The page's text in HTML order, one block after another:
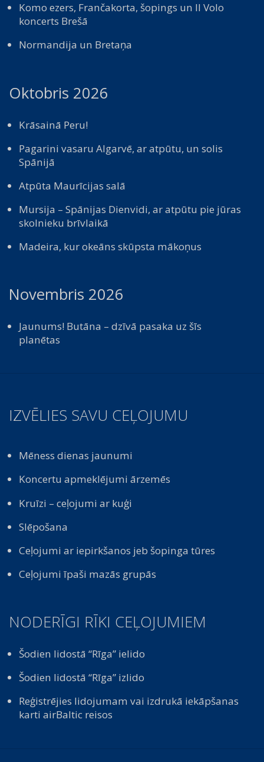
Komo ezers, Frančakorta, šopings un Il Volo
koncerts Brešā
Normandija un Bretaņa
Oktobris 2026
Krāsainā Peru!
Pagarini vasaru Algarvē, ar atpūtu, un solis
Spānijā
Atpūta Maurīcijas salā
Mursija – Spānijas Dienvidi, ar atpūtu pie jūras
skolnieku brīvlaikā
Madeira, kur okeāns skūpsta mākoņus
Novembris 2026
Jaunums! Butāna – dzīvā pasaka uz šīs
planētas
IZVĒLIES SAVU CEĻOJUMU
Mēness dienas jaunumi
Koncertu apmeklējumi ārzemēs
Kruīzi – ceļojumi ar kuģi
Slēpošana
Ceļojumi ar iepirkšanos jeb šopinga tūres
Ceļojumi īpaši mazās grupās
NODERĪGI RĪKI CEĻOJUMIEM
Šodien lidostā “Rīga” ielido
Šodien lidostā “Rīga” izlido
Reģistrējies lidojumam vai izdrukā iekāpšanas
karti airBaltic reisos